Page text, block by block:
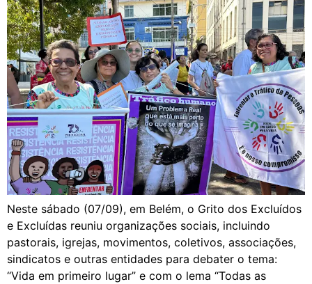
Neste sábado (07/09), em Belém, o Grito dos Excluídos
e Excluídas reuniu organizações sociais, incluindo
pastorais, igrejas, movimentos, coletivos, associações,
sindicatos e outras entidades para debater o tema:
“Vida em primeiro lugar” e com o lema “Todas as